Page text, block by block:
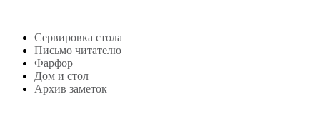
Сервировка стола
Письмо читателю
Фарфор
Дом и стол
Архив заметок